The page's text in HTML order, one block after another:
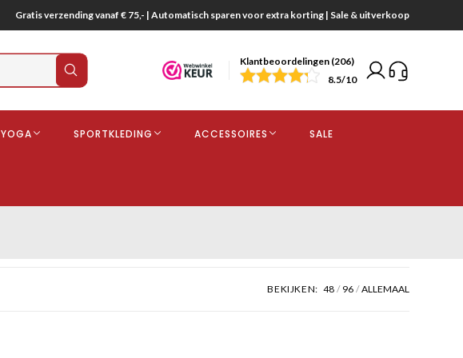
Gratis verzending vanaf € 75,- | Automatisch sparen voor extra korting | Sale & uitverkoop
Klantbeoordelingen (206)
8.5/10
YOGA SPORTKLEDING ACCESSOIRES SALE
BEKIJKEN: 48 96 ALLEMAAL